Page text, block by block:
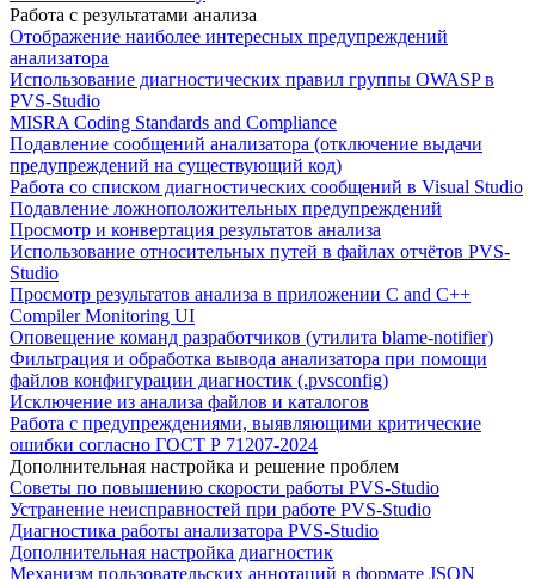
Работа с результатами анализа
Отображение наиболее интересных предупреждений
анализатора
Использование диагностических правил группы OWASP в
PVS-Studio
MISRA Coding Standards and Compliance
Подавление сообщений анализатора (отключение выдачи
предупреждений на существующий код)
Работа со списком диагностических сообщений в Visual Studio
Подавление ложноположительных предупреждений
Просмотр и конвертация результатов анализа
Использование относительных путей в файлах отчётов PVS-
Studio
Просмотр результатов анализа в приложении C and C++
Compiler Monitoring UI
Оповещение команд разработчиков (утилита blame-notifier)
Фильтрация и обработка вывода анализатора при помощи
файлов конфигурации диагностик (.pvsconfig)
Исключение из анализа файлов и каталогов
Работа с предупреждениями, выявляющими критические
ошибки согласно ГОСТ Р 71207-2024
Дополнительная настройка и решение проблем
Советы по повышению скорости работы PVS-Studio
Устранение неисправностей при работе PVS-Studio
Диагностика работы анализатора PVS-Studio
Дополнительная настройка диагностик
Механизм пользовательских аннотаций в формате JSON